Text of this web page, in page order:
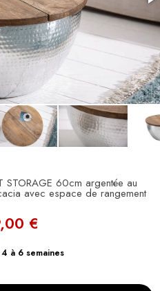
STORAGE 60cm argentée au
avec espace de rangement
€
à 6 semaines